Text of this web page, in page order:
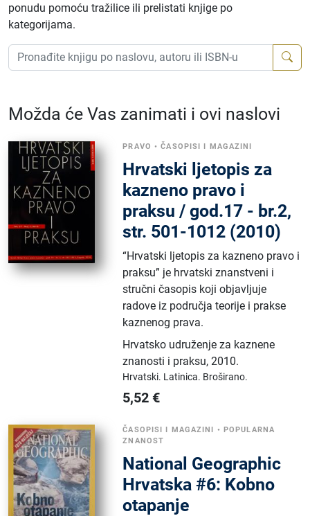
ponudu pomoću tražilice ili prelistati knjige po
kategorijama.
Možda će Vas zanimati i ovi naslovi
PRAVO •ČASOPISI I MAGAZINI
Hrvatski ljetopis za
kazneno pravo i
praksu / god.17 - br.2,
str. 501-1012 (2010)
“Hrvatski ljetopis za kazneno pravo i
praksu” je hrvatski znanstveni i
stručni časopis koji objavljuje
radove iz područja teorije i prakse
kaznenog prava.
Hrvatsko udruženje za kaznene
znanosti i praksu,2010.
Hrvatski. Latinica. Broširano.
5,52 €
ČASOPISI I MAGAZINI • POPULARNA
ZNANOST
National Geographic
Hrvatska #6: Kobno
otapanje